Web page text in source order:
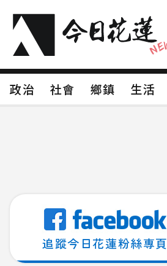
政治 社會 鄉鎮 生活
追蹤今日花蓮粉絲專頁
政治 社會 鄉鎮 生活